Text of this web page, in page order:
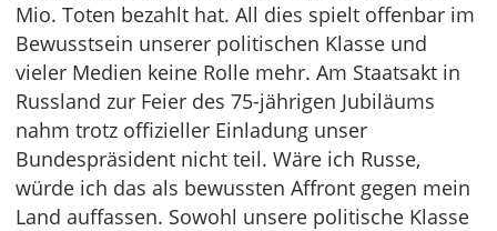
Mio. Toten bezahlt hat. All dies spielt offenbar im
Bewusstsein unserer politischen Klasse und
vieler Medien keine Rolle mehr. Am Staatsakt in
Russland zur Feier des 75-jährigen Jubiläums
nahm trotz offizieller Einladung unser
Bundespräsident nicht teil. Wäre ich Russe,
würde ich das als bewussten Affront gegen mein
Land auffassen. Sowohl unsere politische Klasse